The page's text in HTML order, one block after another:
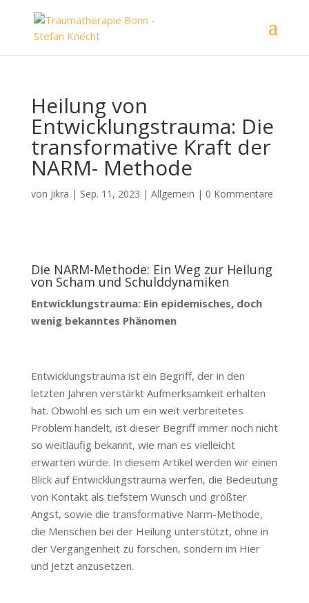
Heilung von
Entwicklungstrauma: Die
transformative Kraft der
NARM- Methode
von Jikra | Sep. 11, 2023 | Allgemein | 0 Kommentare
Die NARM-Methode: Ein Weg zur Heilung
von Scham und Schulddynamiken
Entwicklungstrauma: Ein epidemisches, doch
wenig bekanntes Phänomen
Entwicklungstrauma ist ein Begriff, der in den
letzten Jahren verstärkt Aufmerksamkeit erhalten
hat. Obwohl es sich um ein weit verbreitetes
Problem handelt, ist dieser Begriff immer noch nicht
so weitläufig bekannt, wie man es vielleicht
erwarten würde. In diesem Artikel werden wir einen
Blick auf Entwicklungstrauma werfen, die Bedeutung
von Kontakt als tiefstem Wunsch und größter
Angst, sowie die transformative Narm-Methode,
die Menschen bei der Heilung unterstützt, ohne in
der Vergangenheit zu forschen, sondern im Hier
und Jetzt anzusetzen.